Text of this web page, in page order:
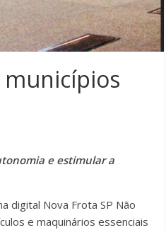
municípios
e estimular a
digital Nova Frota SP Não
e maquinários essenciais